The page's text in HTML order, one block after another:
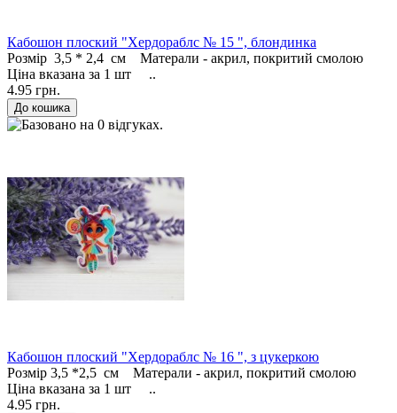
Кабошон плоский "Хердораблс № 15 ", блондинка
Розмір 3,5 * 2,4 см Матерали - акрил, покритий смолою
Ціна вказана за 1 шт ..
4.95 грн.
Кабошон плоский "Хердораблс № 16 ", з цукеркою
Розмір 3,5 *2,5 см Матерали - акрил, покритий смолою
Ціна вказана за 1 шт ..
4.95 грн.